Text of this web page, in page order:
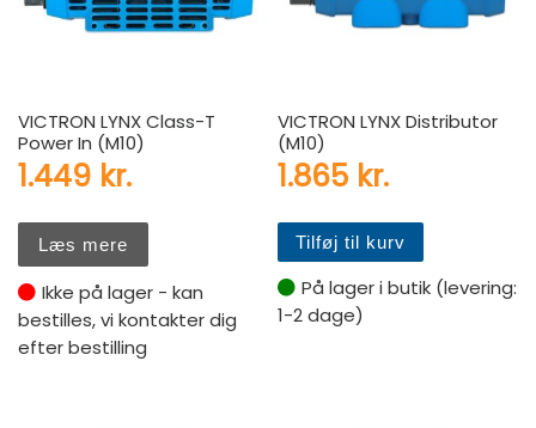
VICTRON LYNX Class-T
Power In (M10)
1.449 kr.
Læs mere
Ikke på lager - kan
bestilles, vi kontakter dig
efter bestilling
VICTRON LYNX Distributor
(M10)
1.865 kr.
Tilføj til kurv
På lager i butik (levering:
1-2 dage)